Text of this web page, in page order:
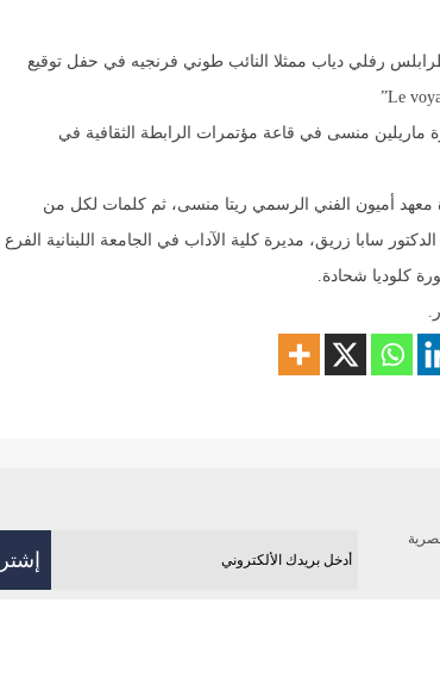
رفلي دياب ممثلا النائب طوني فرنجيه في حفل توقيع
ماريلين منسى في قاعة مؤتمرات الرابطة الثقافية في
معهد أميون الفني الرسمي ريتا منسى، ثم كلمات لكل من
سابا زريق، مديرة كلية الآداب في الجامعة اللبنانية الفرع
كلوديا شحادة.